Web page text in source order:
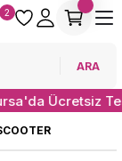
ARA
2
Ücretsiz